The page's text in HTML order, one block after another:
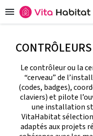

Le contrôleur ou la
“cerveau” de
(codes, badges),
claviers) et pilote
une installation
VitaHabitat
adaptés aux projets